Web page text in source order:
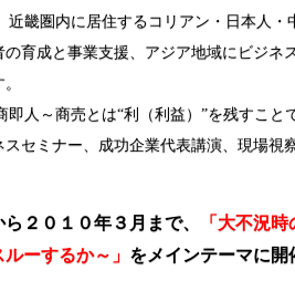
近畿圏内に居住するコリアン・日本人・
育成と事業支援、アジア地域にビジネ
人～商売とは“利（利益）”を残すこと
セミナー、成功企業代表講演、現場視
２０１０年３月まで、
「大不況
ーするか～」 をメインテーマに開